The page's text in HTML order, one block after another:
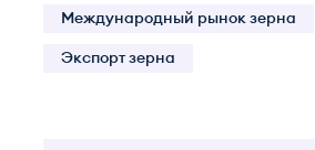
Международный рынок зерна
Экспорт зерна